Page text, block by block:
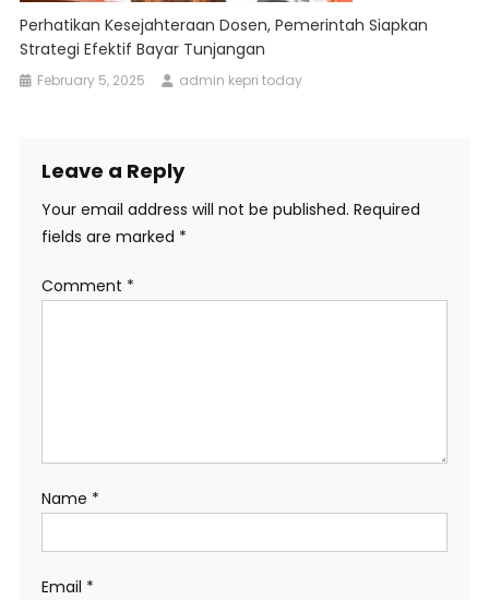
Perhatikan Kesejahteraan Dosen, Pemerintah Siapkan
Strategi Efektif Bayar Tunjangan
February 5, 2025 admin kepri today
Leave a Reply
Your email address will not be published. Required
fields are marked *
Comment *
Name *
Email *